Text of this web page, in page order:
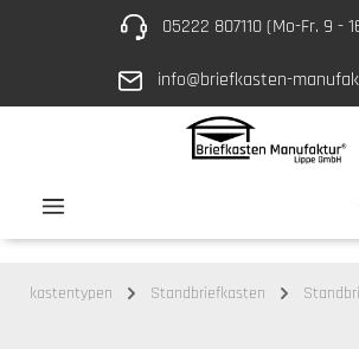
Zum Hauptinhalt springen05222 807110 (Mo-Fr. 9 -
info@briefkasten-
Briefkastentypen Standbriefkasten